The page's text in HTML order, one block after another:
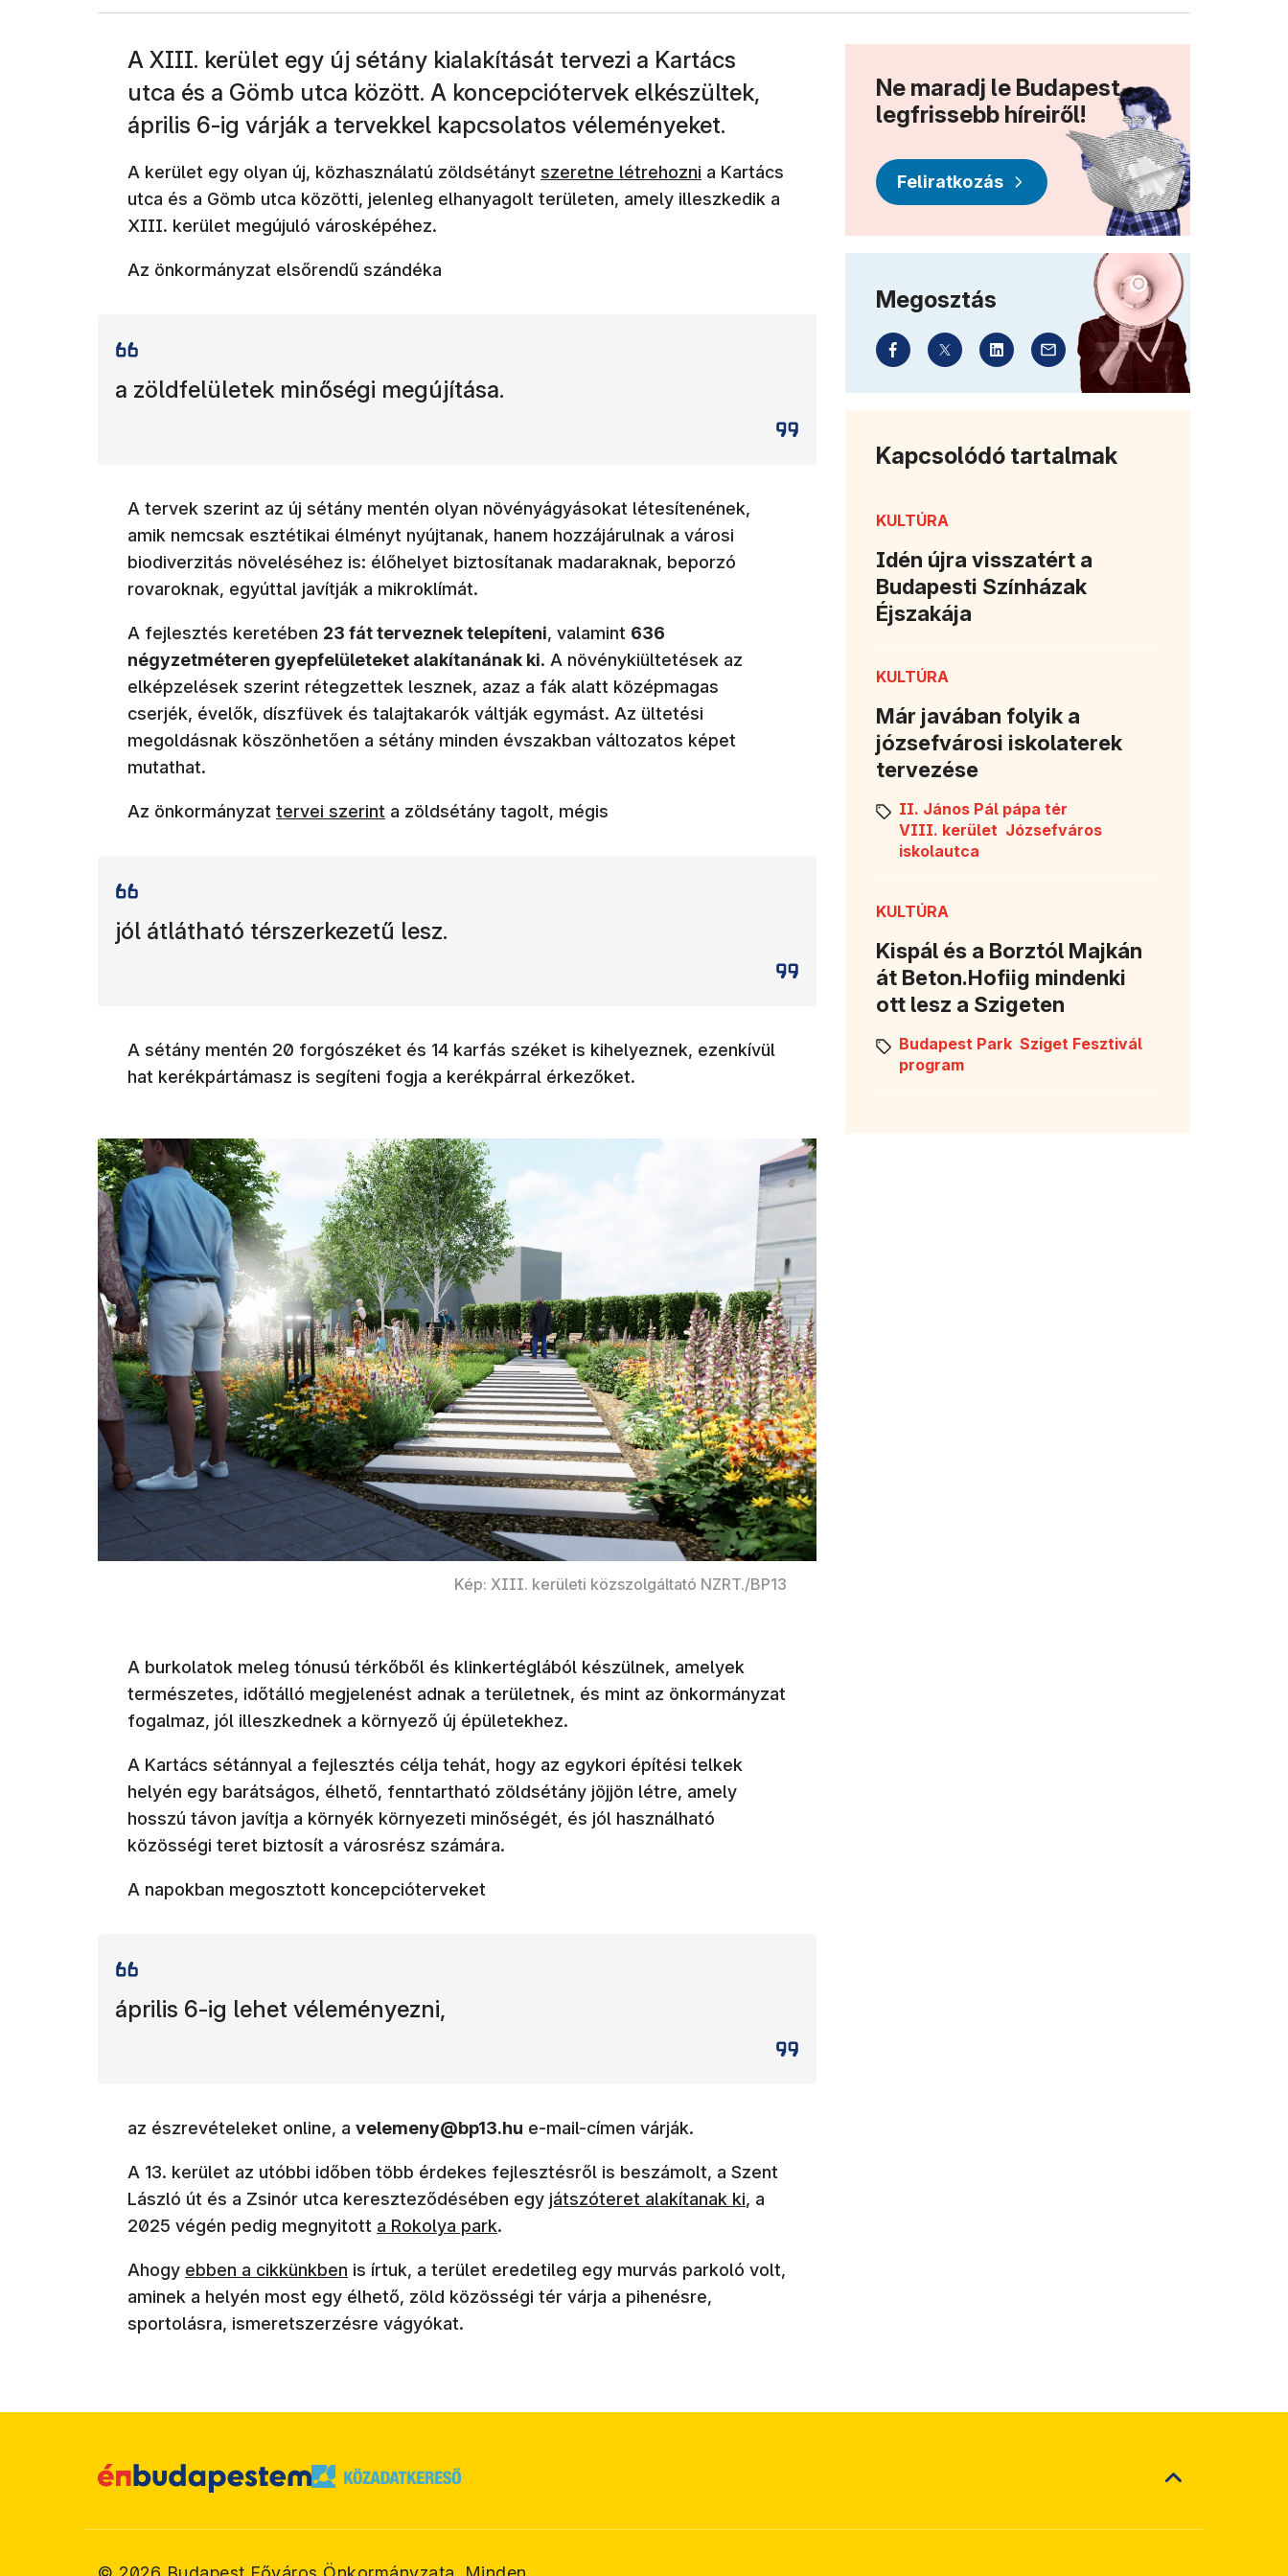
A XIII. kerület egy új sétány kialakítását tervezi a Kartács
utca és a Gömb utca között. A koncepciótervek elkészültek,
április 6-ig várják a tervekkel kapcsolatos véleményeket.
A kerület egy olyan új, közhasználatú zöldsétányt (új ablakban nyílik meg)
szeretne létrehozni a Kartács
utca és a Gömb utca közötti, jelenleg elhanyagolt területen, amely illeszkedik a
XIII. kerület megújuló városképéhez.
Az önkormányzat elsőrendű szándéka
a zöldfelületek minőségi megújítása.
A tervek szerint az új sétány mentén olyan növényágyásokat létesítenének,
amik nemcsak esztétikai élményt nyújtanak, hanem hozzájárulnak a városi
biodiverzitás növeléséhez is: élőhelyet biztosítanak madaraknak, beporzó
rovaroknak, egyúttal javítják a mikroklímát.
A fejlesztés keretében 23 fát terveznek telepíteni, valamint 636
négyzetméteren gyepfelületeket alakítanának ki. A növénykiültetések az
elképzelések szerint rétegzettek lesznek, azaz a fák alatt középmagas
cserjék, évelők, díszfüvek és talajtakarók váltják egymást. Az ültetési
megoldásnak köszönhetően a sétány minden évszakban változatos képet
mutathat.
Az önkormányzat (új ablakban nyílik meg)
tervei szerint a zöldsétány tagolt, mégis
jól átlátható térszerkezetű lesz.
A sétány mentén 20 forgószéket és 14 karfás széket is kihelyeznek, ezenkívül
hat kerékpártámasz is segíteni fogja a kerékpárral érkezőket.
Kép: XIII. kerületi közszolgáltató NZRT./BP13
A burkolatok meleg tónusú térkőből és klinkertéglából készülnek, amelyek
természetes, időtálló megjelenést adnak a területnek, és mint az önkormányzat
fogalmaz, jól illeszkednek a környező új épületekhez.
A Kartács sétánnyal a fejlesztés célja tehát, hogy az egykori építési telkek
helyén egy barátságos, élhető, fenntartható zöldsétány jöjjön létre, amely
hosszú távon javítja a környék környezeti minőségét, és jól használható
közösségi teret biztosít a városrész számára.
A napokban megosztott koncepcióterveket
április 6-ig lehet véleményezni,
az észrevételeket online, a velemeny@bp13.hu e-mail-címen várják.
A 13. kerület az utóbbi időben több érdekes fejlesztésről is beszámolt, a Szent
László út és a Zsinór utca kereszteződésében egy (új ablakban nyílik meg)
játszóteret alakítanak ki, a
2025 végén pedig megnyitott (új ablakban nyílik meg)
a Rokolya park.
Ahogy (új ablakban nyílik meg)
ebben a cikkünkben is írtuk, a terület eredetileg egy murvás parkoló volt,
aminek a helyén most egy élhető, zöld közösségi tér várja a pihenésre,
sportolásra, ismeretszerzésre vágyókat.
Ne maradj le Budapest
legfrissebb híreiről!
Feliratkozás
Megosztás
Kapcsolódó tartalmak
KULTÚRA
Idén újra visszatért a
Budapesti Színházak
Éjszakája
KULTÚRA
Már javában folyik a
józsefvárosi iskolaterek
tervezése
II. János Pál pápa tér
VIII. kerület Józsefváros
iskolautca
KULTÚRA
Kispál és a Borztól Majkán
át Beton.Hofiig mindenki
ott lesz a Szigeten
Budapest Park Sziget Fesztivál
program